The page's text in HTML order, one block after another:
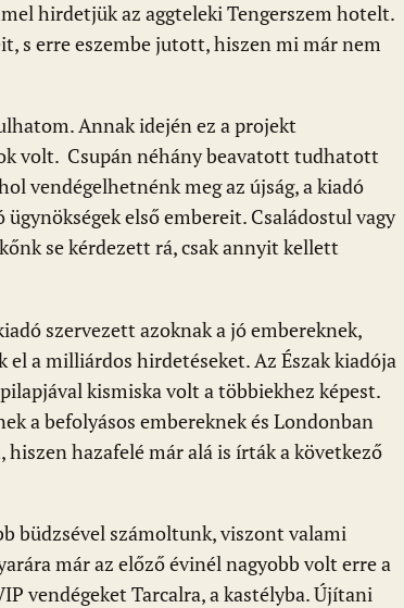
hirdetjük az aggteleki Tengerszem hotelt.
s erre eszembe jutott, hiszen mi már nem
Annak idején ez a projekt
volt. Csupán néhány beavatott tudhatott
vendégelhetnénk meg az újság, a kiadó
első embereit. Családostul vagy
se kérdezett rá, csak annyit kellett
szervezett azoknak a jó embereknek,
a milliárdos hirdetéseket. Az Észak kiadója
kismiska volt a többiekhez képest.
a befolyásos embereknek és Londonban
hazafelé már alá is írták a következő
büdzsével számoltunk, viszont valami
már az előző évinél nagyobb volt erre a
vendégeket Tarcalra, a kastélyba. Újítani